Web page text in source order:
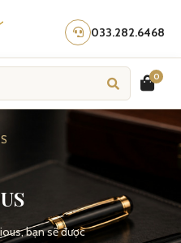
033.282.6468
0
bạn sẽ được